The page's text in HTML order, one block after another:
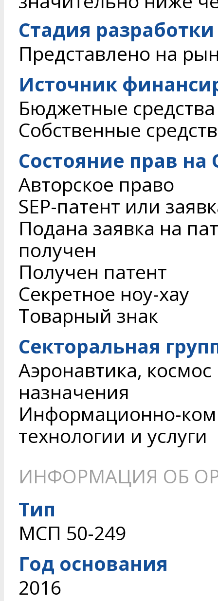
Стадия разработки
Представлено на
Источник
Бюджетные средства
Собственные
Состояние прав на
Авторское право
SEP-патент или
Подана заявка на
получен
Получен патент
Секретное ноу-хау
Товарный знак
Секторальная
Аэронавтика,
назначения
Информационно-
технологии и услуги
ИНФОРМАЦИЯ ОБ
Тип
МСП 50-249
Год основания
2016